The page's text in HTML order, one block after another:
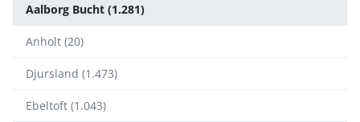
Aalborg Bucht (1.281)
Anholt (20)
Djursland (1.473)
Ebeltoft (1.043)